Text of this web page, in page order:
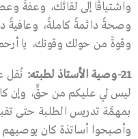
واشتياقًا إلى لقائك، وعفةً
وصحةً دائمةً كاملةً، وعافيةً
وقوةً من حولك وقوتك، يا
21- وصية الأستاذ لطبته: نُقل
ليس لي عليكم من حقٍّ، وإن
بمهمَّة تدريس الطلبة حتى
وأصبحوا أساتذة كان يوصيهم